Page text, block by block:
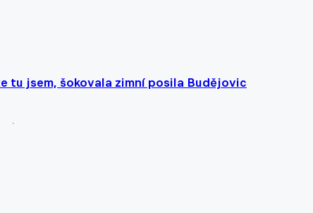
tu jsem, šokovala zimní posila Budějovic